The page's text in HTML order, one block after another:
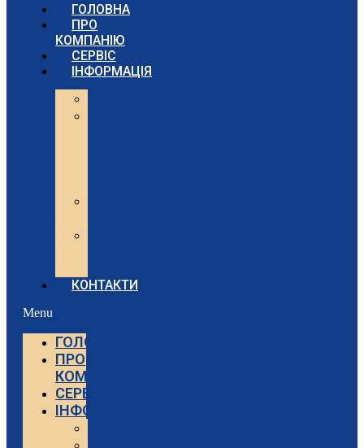
ГОЛОВНА
ПРО
КОМПАНІЮ
СЕРВІС
ІНФОРМАЦІЯ
КОНТАКТИ
Menu
ГОЛОВНА
ПРО
КОМПАНІЮ
СЕРВІС
ІНФОРМАЦІЯ